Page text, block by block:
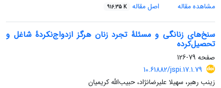
مشاهده مقاله
اصل مقاله 916.35 K
سنخ‌های زنانگی و مسئلۀ تجرد زنان هرگز ازدواج‌نکردۀ شاغل و
تحصیل‌کرده
صفحه 79-126
10.61882/jspi.17.1.79
زینب رهبر، سهیلا علیرضانژاد، حبیب‌الله کریمیان